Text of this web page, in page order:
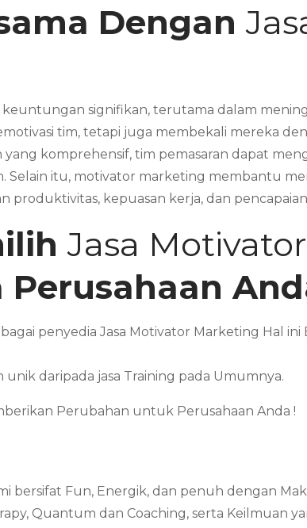
Dengan
signifikan, terutama dalam
tim, tetapi juga membekali mereka
komprehensif, tim pemasaran dapat
Selain itu, motivator marketing membantu
kepuasan kerja, dan
Jasa
penyedia Jasa Motivator Marketing Hal
daripada jasa Training pada Umumnya.
Perubahan untuk Perusahaan Anda !
Fun, Energik, dan penuh dengan
Quantum dan Coaching, serta Keilmuan